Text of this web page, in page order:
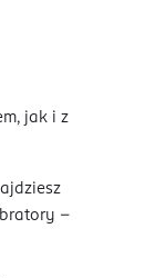
jak i z
–